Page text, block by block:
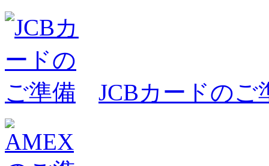
JCBカードのご